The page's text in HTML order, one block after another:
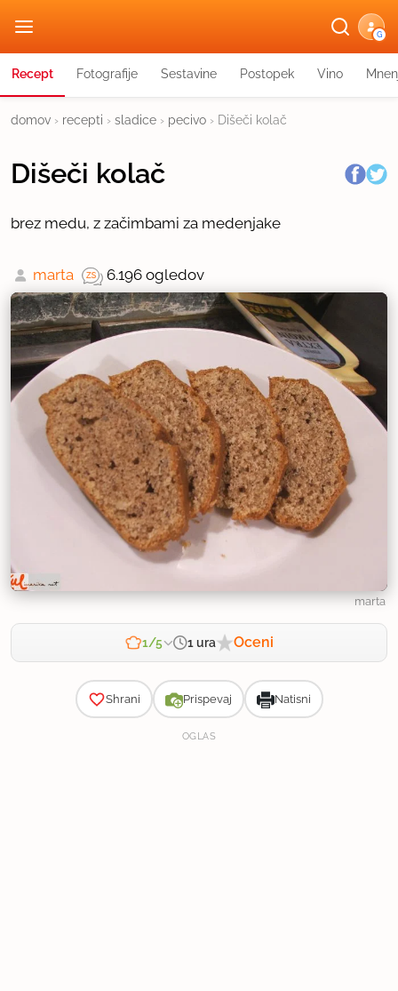
G
Recept Fotografije Sestavine Postopek Vino
domov › recepti › sladice › pecivo › Dišeči kolač
Dišeči kolač
brez medu, z začimbami za medenjake
marta 6.196 ogledov
marta
1/5 1 ura Oceni
Shrani Prispevaj Natisni
OGLAS